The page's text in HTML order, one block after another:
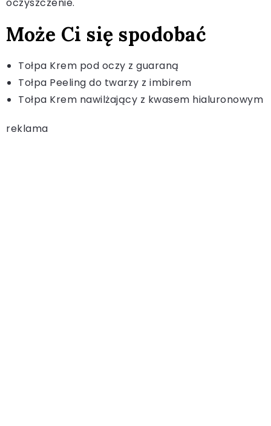
Może Ci się spodobać
Tołpa Krem pod oczy z guaraną
Tołpa Peeling do twarzy z imbirem
Tołpa Krem nawilżający z kwasem hialuronowym
reklama